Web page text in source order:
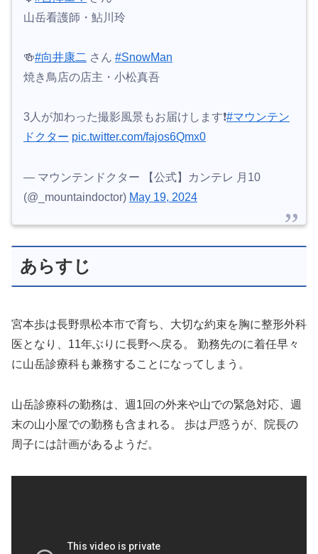
山岳看護師・鮎川玲
🍻#向井康二 さん #SnowMan
焼き鳥店の店主・小松真吾
3人が加わった撮影風景もお届けします❗️#マウンテン
ドクター pic.twitter.com/fajos6Qmx0
— マウンテンドクター 【公式】カンテレ 月10
(@_mountaindoctor) May 19, 2024
あらすじ
宮本歩は長野県松本市で育ち、大切な約束を胸に整形外科
医となり、11年ぶりに長野へ戻る。 勤務先のに着任早々
に山岳診療科も兼務することになってしまう。
山岳診療科の勤務は、週1回の外来や山での緊急対応、週
末の山小屋での勤務も含まれる。 歩は戸惑うが、院長の
周子には計画があるようだ。